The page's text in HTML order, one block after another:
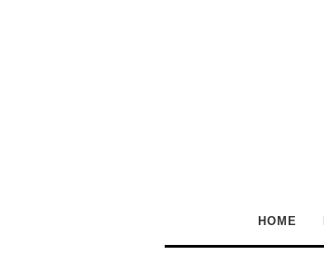
HOME